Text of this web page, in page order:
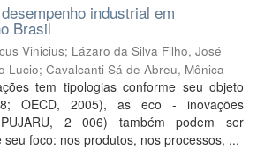
industrial em
Brasil
Vinicius; Lázaro da Silva Filho, José
Lucio; Cavalcanti Sá de Abreu, Mônica
tem tipologias conforme seu objeto
OECD, 2005), as eco - inovações
PUJARU, 2 006) também podem ser
foco: nos produtos, nos processos, ...